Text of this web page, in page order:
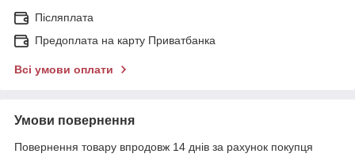
Післяплата
Предоплата на карту Приватбанка
Всі умови оплати
Умови повернення
Повернення товару впродовж 14 днів за рахунок покупця